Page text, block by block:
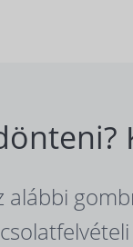
alábbi